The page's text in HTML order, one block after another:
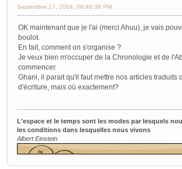
Septembre 17, 2004, 08:46:38 PM
OK maintenant que je l'ai (merci Ahuu), je vais
boulot.
En fait, comment on s'organise ?
Je veux bien m'occuper de la Chronologie et de
commencer.
Ghani, il parait qu'il faut mettre nos articles traduits
d'écriture, mais où exactement?
L'espace et le temps sont les modes par lesquels
les conditions dans lesquelles nous vivons
Albert Einstein